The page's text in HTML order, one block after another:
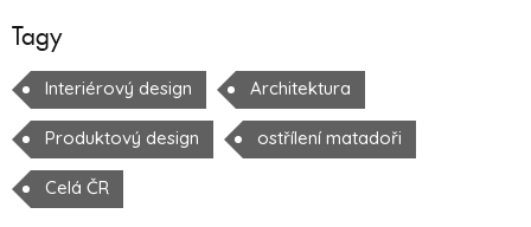
Tagy
Interiérový design Architektura
Produktový design ostřílení matadoři
Celá ČR